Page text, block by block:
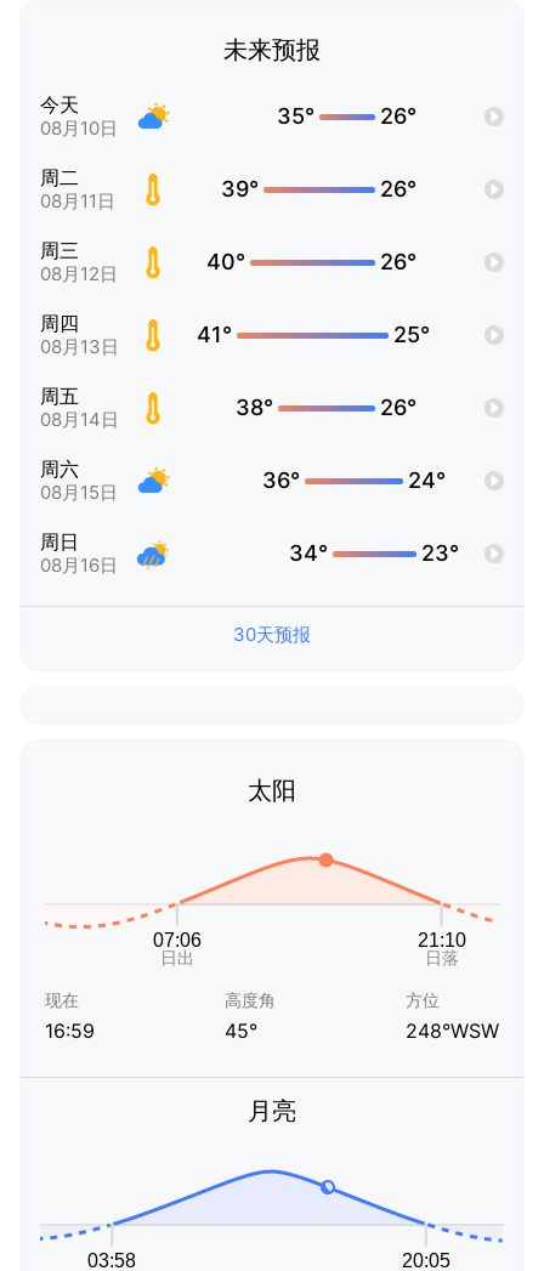
未来预报
今天
08月10日 35° 26°
周二
08月11日 39° 26°
周三
08月12日 40° 26°
周四
08月13日 41° 25°
周五
08月14日 38° 26°
周六
08月15日 36° 24°
周日
08月16日 34° 23°
30天预报
太阳
现在
16:59
高度角
45°
方位
248°WSW
月亮